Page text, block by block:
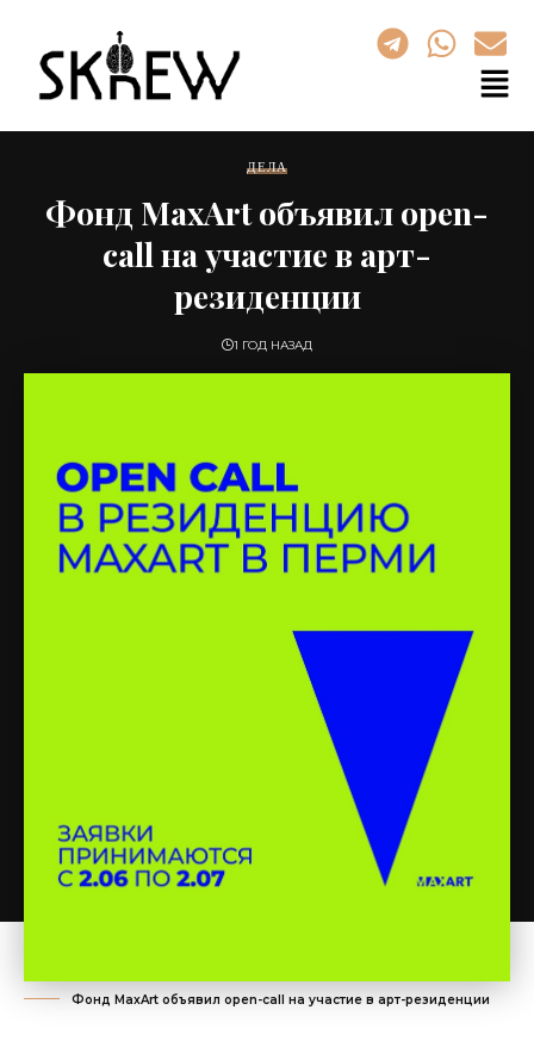
ДЕЛА
Фонд MaxArt объявил open-
call на участие в арт-
резиденции
1 ГОД НАЗАД
Фонд MaxArt объявил open-call на участие в арт-резиденции